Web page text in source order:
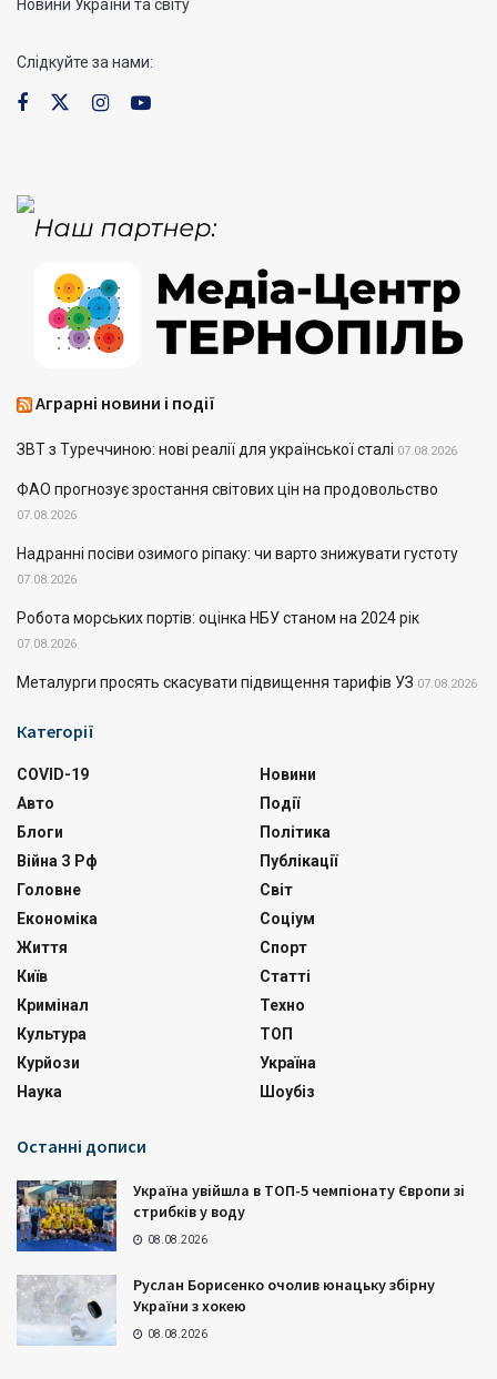
Новини України та світу
Слідкуйте за нами:
Аграрні новини і події
ЗВТ з Туреччиною: нові реалії для української сталі 07.08.2026
ФАО прогнозує зростання світових цін на продовольство
07.08.2026
Надранні посіви озимого ріпаку: чи варто знижувати густоту
07.08.2026
Робота морських портів: оцінка НБУ станом на 2024 рік
07.08.2026
Металурги просять скасувати підвищення тарифів УЗ 07.08.2026
Категорії
COVID-19
Авто
Блоги
Війна З Рф
Головне
Економіка
Життя
Київ
Кримінал
Культура
Курйози
Наука
Новини
Події
Політика
Публікації
Світ
Соціум
Спорт
Статті
Техно
ТОП
Україна
Шоубіз
Останні дописи
Україна увійшла в ТОП-5 чемпіонату Європи зі
стрибків у воду
08.08.2026
Руслан Борисенко очолив юнацьку збірну
України з хокею
08.08.2026